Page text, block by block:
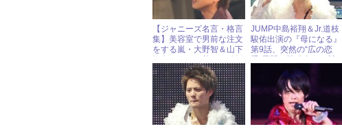
【ジャニーズ名言・格言
集】美容室で男前な注文
をする嵐・大野智＆山下
観
JUMP中島裕翔＆Jr.道枝
駿佑出演の『母になる』
第9話、突然の“広の恋
否両論……